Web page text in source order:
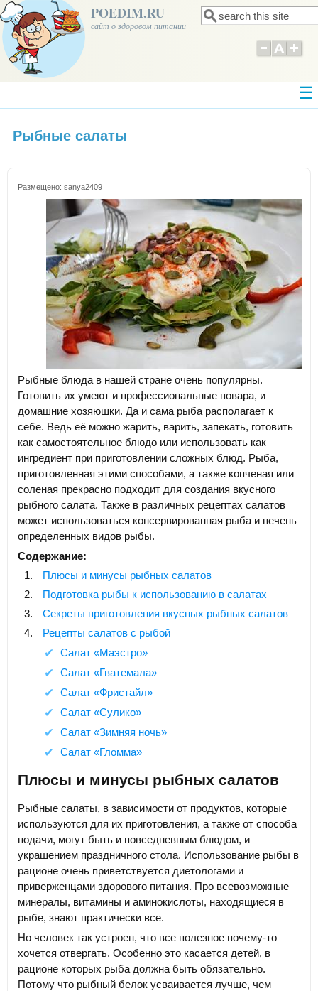
POEDIM.RU
сайт о здоровом питании Форма поиска
Поиск
Рыбные салаты
Размещено: sanya2409
Рыбные блюда в нашей стране очень популярны.
Готовить их умеют и профессиональные повара, и
домашние хозяюшки. Да и сама рыба располагает к
себе. Ведь её можно жарить, варить, запекать, готовить
как самостоятельное блюдо или использовать как
ингредиент при приготовлении сложных блюд. Рыба,
приготовленная этими способами, а также копченая или
соленая прекрасно подходит для создания вкусного
рыбного салата. Также в различных рецептах салатов
может использоваться консервированная рыба и печень
определенных видов рыбы.
Содержание:
Плюсы и минусы рыбных салатов
Подготовка рыбы к использованию в салатах
Секреты приготовления вкусных рыбных салатов
Рецепты салатов с рыбой
Салат «Маэстро»
Салат «Гватемала»
Салат «Фристайл»
Салат «Сулико»
Салат «Зимняя ночь»
Салат «Гломма»
Плюсы и минусы рыбных салатов
Рыбные салаты, в зависимости от продуктов, которые
используются для их приготовления, а также от способа
подачи, могут быть и повседневным блюдом, и
украшением праздничного стола. Использование рыбы в
рационе очень приветствуется диетологами и
приверженцами здорового питания. Про всевозможные
минералы, витамины и аминокислоты, находящиеся в
рыбе, знают практически все.
Но человек так устроен, что все полезное почему-то
хочется отвергать. Особенно это касается детей, в
рационе которых рыба должна быть обязательно.
Потому что рыбный белок усваивается лучше, чем